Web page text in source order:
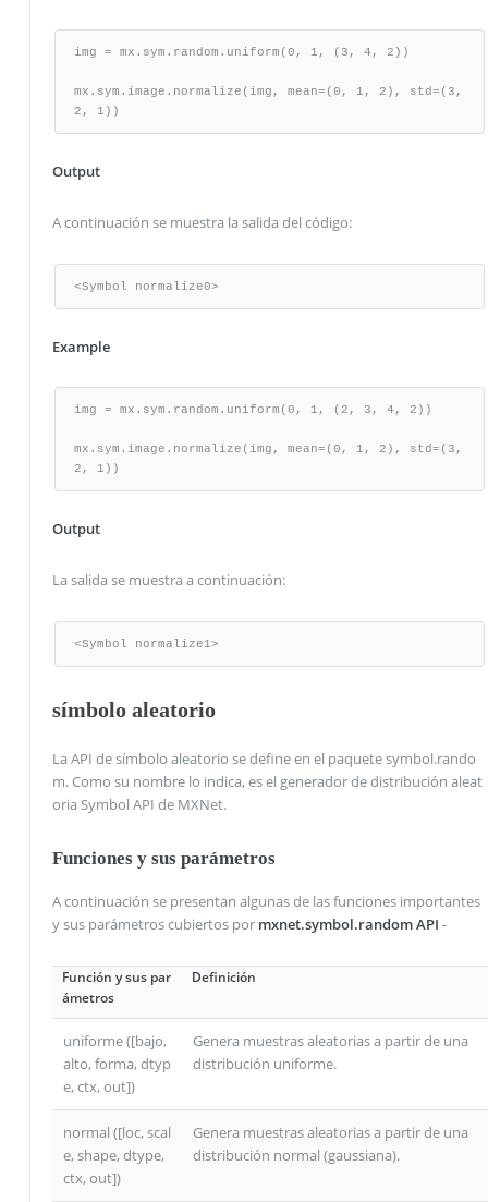
img = mx.sym.random.uniform(0, 1, (3, 4, 2))
mx.sym.image.normalize(img, mean=(0, 1, 2), std=(3,
2, 1))
Output
A continuación se muestra la salida del código:
<Symbol normalize0>
Example
img = mx.sym.random.uniform(0, 1, (2, 3, 4, 2))
mx.sym.image.normalize(img, mean=(0, 1, 2), std=(3,
2, 1))
Output
La salida se muestra a continuación:
<Symbol normalize1>
símbolo aleatorio
La API de símbolo aleatorio se define en el paquete symbol.rando
m. Como su nombre lo indica, es el generador de distribución aleat
oria Symbol API de MXNet.
Funciones y sus parámetros
A continuación se presentan algunas de las funciones importantes
y sus parámetros cubiertos por mxnet.symbol.random API -
Función y sus par
ámetros
Definición
uniforme ([bajo,
alto, forma, dtyp
e, ctx, out])
Genera muestras aleatorias a partir de una
distribución uniforme.
normal ([loc, scal
e, shape, dtype,
ctx, out])
Genera muestras aleatorias a partir de una
distribución normal (gaussiana).